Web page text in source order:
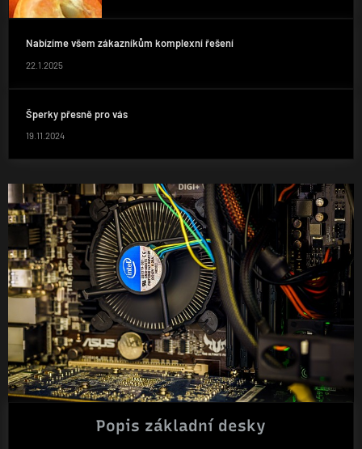
Nabízíme všem zákazníkům komplexní řešení
22.1.2025
Šperky přesně pro vás
19.11.2024
Popis základní desky